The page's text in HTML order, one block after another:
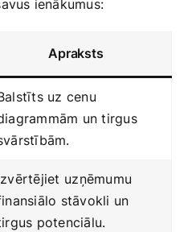
ienākumus:
Apraksts
uz cenu
un tirgus
uzņēmumu
stāvokli⁢ un
potenciālu.